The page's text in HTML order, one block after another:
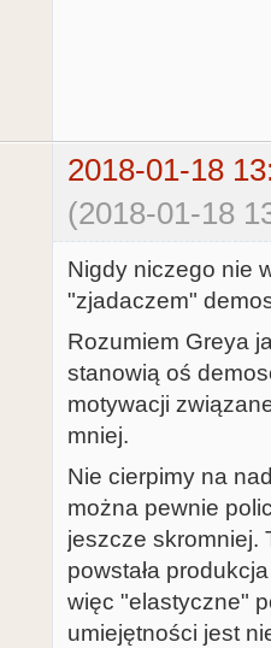
2018-01-18
(2018-01-18
Nigdy niczego nie
"zjadaczem"
Rozumiem Greya
stanowią oś
motywacji
mniej.
Nie cierpimy na
można pewnie
jeszcze skromniej.
powstała
więc "elastyczne"
umiejętności jest